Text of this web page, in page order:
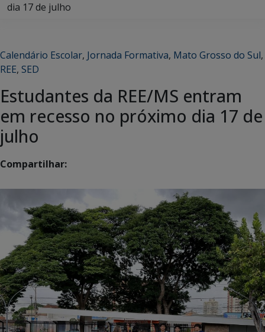
dia 17 de julho
Calendário Escolar, Jornada Formativa, Mato Grosso do Sul,
REE, SED
Estudantes da REE/MS entram
em recesso no próximo dia 17 de
julho
Compartilhar: